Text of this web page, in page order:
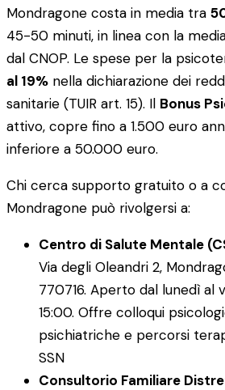
Mondragone costa in media tra
45-50 minuti, in linea con la
dal CNOP. Le spese per la
al 19% nella dichiarazione dei
sanitarie (TUIR art. 15). Il Bonus
attivo, copre fino a 1.500 euro
inferiore a 50.000 euro.
Chi cerca supporto gratuito o a
Mondragone può rivolgersi a:
Centro di Salute Mentale
Via degli Oleandri 2,
770716. Aperto dal lunedì al
15:00. Offre colloqui
psichiatriche e percorsi
SSN
Consultorio Familiare